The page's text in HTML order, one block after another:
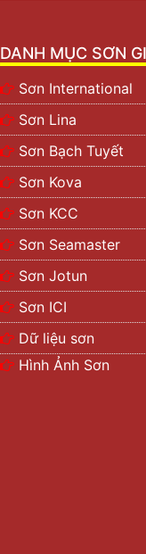
DANH MỤC SƠN
Sơn International
Sơn Lina
Sơn Bạch Tuyết
Sơn Kova
Sơn KCC
Sơn Seamaster
Sơn Jotun
Sơn ICI
Dữ liệu sơn
Hình Ảnh Sơn